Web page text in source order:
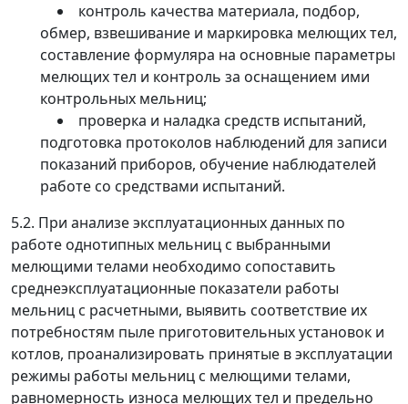
контроль качества материала, подбор,
обмер, взвешивание и маркировка мелющих тел,
составление формуляра на основные параметры
мелющих тел и контроль за оснащением ими
контрольных мельниц;
проверка и наладка средств испытаний,
подготовка протоколов наблюдений для записи
показаний приборов, обучение наблюдателей
работе со средствами испытаний.
5.2. При анализе эксплуатационных данных по
работе однотипных мельниц с выбранными
мелющими телами необходимо сопоставить
среднеэксплуатационные показатели работы
мельниц с расчетными, выявить соответствие их
потребностям пыле приготовительных установок и
котлов, проанализировать принятые в эксплуатации
режимы работы мельниц с мелющими телами,
равномерность износа мелющих тел и предельно